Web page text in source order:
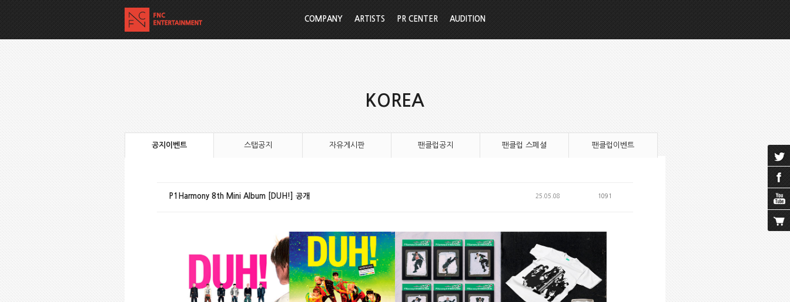
COMPANY ARTISTS PR CENTER AUDITION
KOREA
공지이벤트 스탭공지 자유게시판 팬클럽공지 팬클럽 스페셜 팬클럽이벤트
P1Harmony 8th Mini Album [DUH!] 공개 25.05.08 1091